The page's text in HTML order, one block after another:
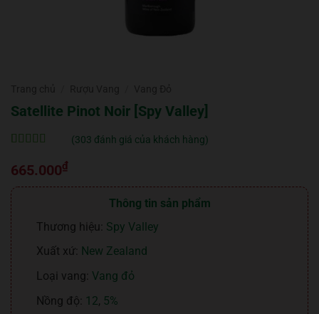
Satellite Pinot Noir [Spy Valley]
trênđánh
giá
(303 đánh giá của khách hàng)
665.000₫
Thông tin sản phẩm
Thương hiệu: Spy Valley
Xuất xứ: New Zealand
Loại vang: Vang đỏ
Nồng độ: 12, 5%